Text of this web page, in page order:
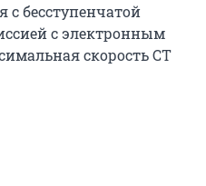
с бесступенчатой
c электронным
скорость CT